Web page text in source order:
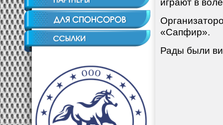
«Сапфир».
Рады были